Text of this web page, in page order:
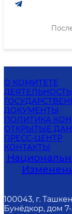
О КОМИТЕТЕ
ДЕЯТЕЛЬНОСТЬ
ДОКУМЕНТЫ
ПОЛИТИКА
ОТКРЫТЫЕ
ПРЕСС-ЦЕНТР
КОНТАКТЫ
100043, г.
Бунёдкор, дом